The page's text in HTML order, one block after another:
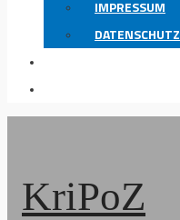
IMPRESSUM
DATENSCHUTZ
KriPoZ